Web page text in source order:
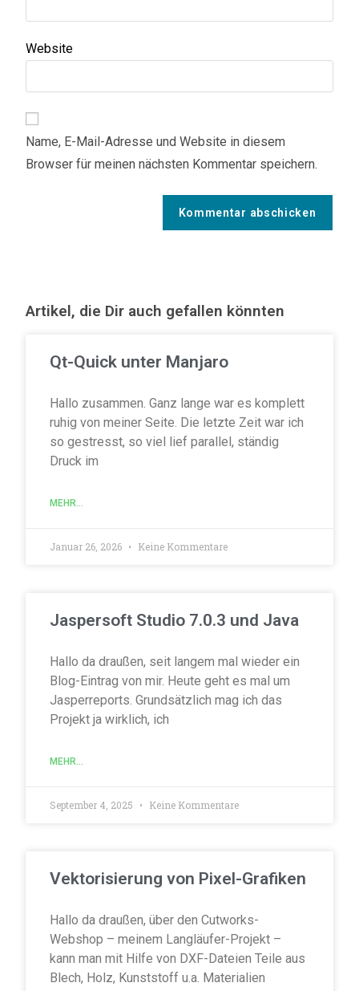
Website
Name, E-Mail-Adresse und Website in diesem
Browser für meinen nächsten Kommentar speichern.
Artikel, die Dir auch gefallen könnten
Qt-Quick unter Manjaro
Hallo zusammen. Ganz lange war es komplett
ruhig von meiner Seite. Die letzte Zeit war ich
so gestresst, so viel lief parallel, ständig
Druck im
MEHR...
Januar 26, 2026 Keine Kommentare
Jaspersoft Studio 7.0.3 und Java
Hallo da draußen, seit langem mal wieder ein
Blog-Eintrag von mir. Heute geht es mal um
Jasperreports. Grundsätzlich mag ich das
Projekt ja wirklich, ich
MEHR...
September 4, 2025 Keine Kommentare
Vektorisierung von Pixel-Grafiken
Hallo da draußen, über den Cutworks-
Webshop – meinem Langläufer-Projekt –
kann man mit Hilfe von DXF-Dateien Teile aus
Blech, Holz, Kunststoff u.a. Materialien